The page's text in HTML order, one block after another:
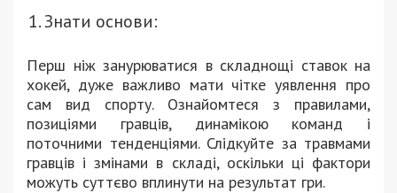
Знати основи:
Перш ніж занурюватися в складнощі ставок на
хокей, дуже важливо мати чітке уявлення про
сам вид спорту. Ознайомтеся з правилами,
позиціями гравців, динамікою команд і
поточними тенденціями. Слідкуйте за травмами
гравців і змінами в складі, оскільки ці фактори
можуть суттєво вплинути на результат гри.